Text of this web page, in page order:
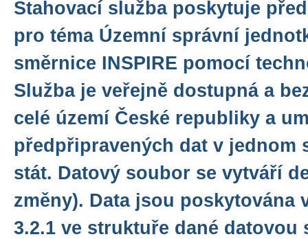
Stahovací služba poskytuje
pro téma Územní správní
směrnice INSPIRE pomocí
Služba je veřejně dostupná a
celé území České republiky a
předpřipravených dat v jednom
stát. Datový soubor se vytváří
změny). Data jsou poskytována
3.2.1 ve struktuře dané datovou